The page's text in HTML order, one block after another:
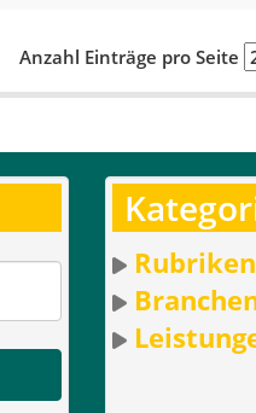
Anzahl Einträge pro Seite
Rubriken